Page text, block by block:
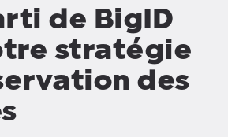
de BigID
stratégie
des